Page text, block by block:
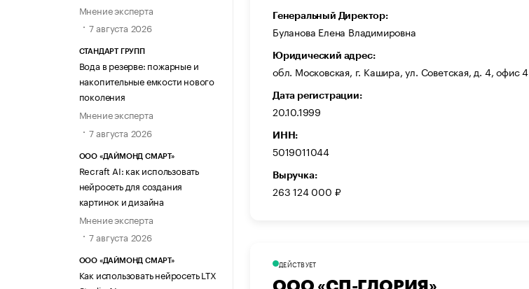
Мнение эксперта
7 августа 2026
СТАНДАРТ ГРУПП
Вода в резерве: пожарные и
накопительные емкости нового
поколения
Мнение эксперта
7 августа 2026
ООО «ДАЙМОНД СМАРТ»
Recraft AI: как использовать
нейросеть для создания
картинок и дизайна
Мнение эксперта
7 августа 2026
ООО «ДАЙМОНД СМАРТ»
Как использовать нейросеть LTX
Генеральный Директор:
Буланова Елена Владимировна
Юридический адрес:
обл. Московская, г. Кашира, ул. Советская, д. 4, офис 4
Дата регистрации:
20.10.1999
ИНН:
5019011044
Выручка:
263 124 000 ₽
ДЕЙСТВУЕТ